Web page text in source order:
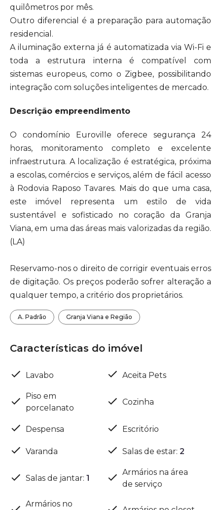
quilômetros por mês.
Outro diferencial é a preparação para automação
residencial.
A iluminação externa já é automatizada via Wi-Fi e
toda a estrutura interna é compatível com
sistemas europeus, como o Zigbee, possibilitando
integração com soluções inteligentes de mercado.
Descrição empreendimento
O condomínio Euroville oferece segurança 24
horas, monitoramento completo e excelente
infraestrutura. A localização é estratégica, próxima
a escolas, comércios e serviços, além de fácil acesso
à Rodovia Raposo Tavares. Mais do que uma casa,
este imóvel representa um estilo de vida
sustentável e sofisticado no coração da Granja
Viana, em uma das áreas mais valorizadas da região.
(LA)
Reservamo-nos o direito de corrigir eventuais erros
de digitação. Os preços poderão sofrer alteração a
qualquer tempo, a critério dos proprietários.
A. Padrão Granja Viana e Região
Características do imóvel
Lavabo Aceita Pets
Piso em
porcelanato
Cozinha
Despensa Escritório
Varanda Salas de estar: 2
Salas de jantar: 1
Armários na área
de serviço
Armários no